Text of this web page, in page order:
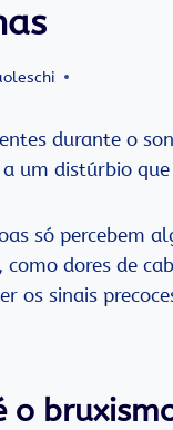
durante o
um distúrbio
só percebem
como dores de
os sinais
o